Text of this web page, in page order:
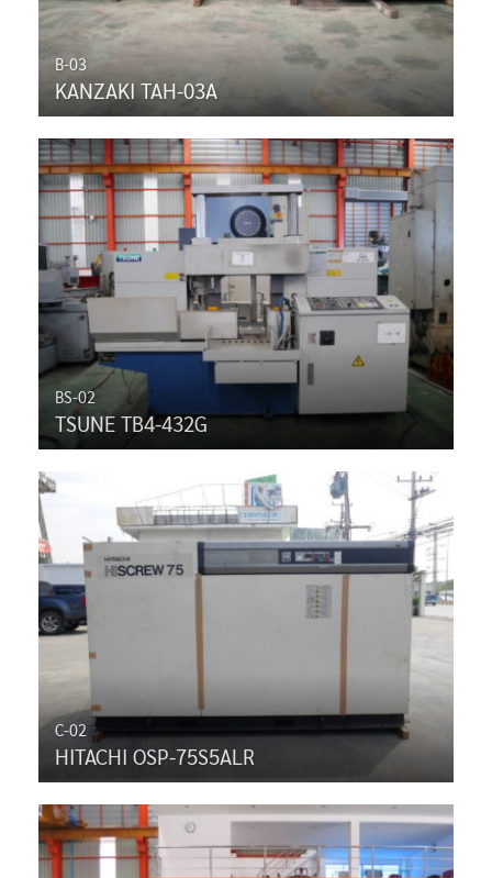
B-03
KANZAKI TAH-03A
BS-02
TSUNE TB4-432G
C-02
HITACHI OSP-75S5ALR